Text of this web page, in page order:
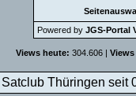
Powered by JGS-Portal
Views heute: 304.606 |
Satclub Thüringen seit